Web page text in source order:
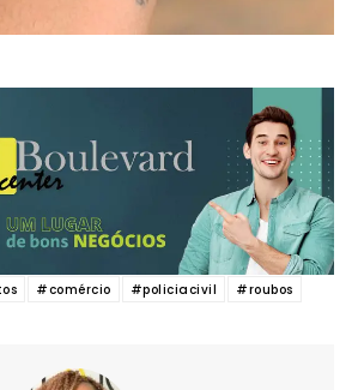
#comércio #policiacivil #roubos